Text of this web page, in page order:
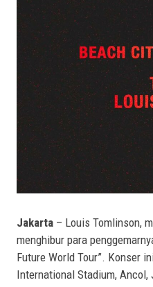
Jakarta – Louis Tomlinson,
menghibur para
Future World Tour”. Konser
International Stadium, Ancol,